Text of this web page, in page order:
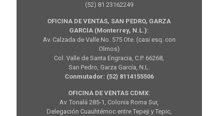
(52) 81 23162249
OFICINA DE VENTAS, SAN PEDRO, GARZA
GARCIA (Monterrey, N.L.):
Av. Calzada de Valle No. 575 Ote. (casi esq. con
Olmos)
Col. Valle de Santa Engracia, C.P. 66268,
San Pedro, Garza García, N.L.
Conmutador: (52) 8114155506
OFICINA DE VENTAS CDMX:
Av. Tonalá 285-1, Colonia Roma Sur,
Delegación Cuauhtémoc entre Tepeji y Tepic,